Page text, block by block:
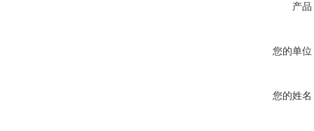
产品
您的单位
您的姓名